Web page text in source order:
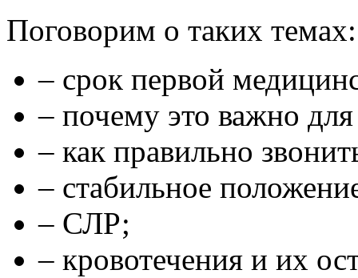
Поговорим о таких темах:
– срок первой
– почему это важно
– как правильно
– стабильное
– СЛР;
– кровотечения и их